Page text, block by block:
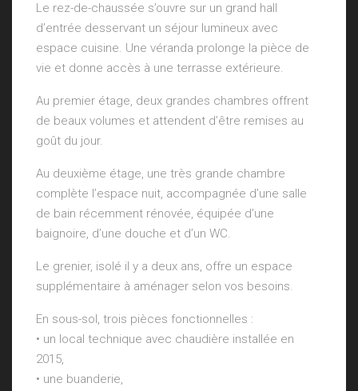
Le rez-de-chaussée s’ouvre sur un grand hall
d’entrée desservant un séjour lumineux avec
espace cuisine. Une véranda prolonge la pièce de
vie et donne accès à une terrasse extérieure.
Au premier étage, deux grandes chambres offrent
de beaux volumes et attendent d’être remises au
goût du jour.
Au deuxième étage, une très grande chambre
complète l’espace nuit, accompagnée d’une salle
de bain récemment rénovée, équipée d’une
baignoire, d’une douche et d’un WC.
Le grenier, isolé il y a deux ans, offre un espace
supplémentaire à aménager selon vos besoins.
En sous-sol, trois pièces fonctionnelles :
• un local technique avec chaudière installée en
2015,
• une buanderie,